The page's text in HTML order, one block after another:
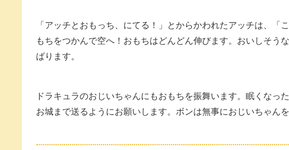
「アッチとおもっち、にてる！」とからかわれたアッチは、「
もちをつかんで空へ！おもちはどんどん伸びます。おいしそう
ばります。
ドラキュラのおじいちゃんにもおもちを振舞います。眠くなっ
お城まで送るようにお願いします。ボンは無事におじいちゃん